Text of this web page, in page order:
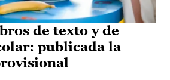
de texto y de
publicada la